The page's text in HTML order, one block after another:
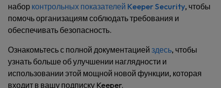
набор контрольных показателей Keeper Security, чтобы
помочь организациям соблюдать требования и
обеспечивать безопасность.
Ознакомьтесь с полной документацией здесь, чтобы
узнать больше об улучшении наглядности и
использовании этой мощной новой функции, которая
входит в вашу подписку Keeper.